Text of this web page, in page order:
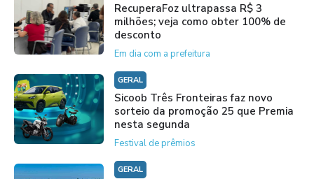
RecuperaFoz ultrapassa R$ 3
milhões; veja como obter 100% de
desconto
Em dia com a prefeitura
GERAL
Sicoob Três Fronteiras faz novo
sorteio da promoção 25 que Premia
nesta segunda
Festival de prêmios
GERAL